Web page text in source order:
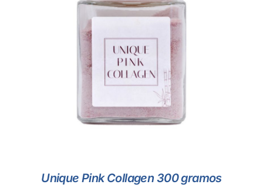
AÑADIR AL CARRITO DETALLES
Unique Pink Collagen 300 gramos